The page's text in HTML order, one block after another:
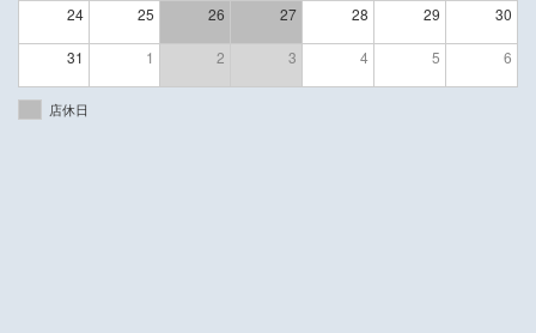
24 25 26 27 28 29 30
31 1 2 3 4 5 6
店休日